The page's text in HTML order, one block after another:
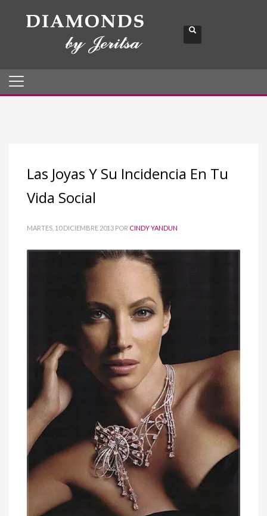
Las Joyas Y Su Incidencia En Tu
Vida Social
MARTES, 10 DICIEMBRE 2013 POR CINDY YANDUN